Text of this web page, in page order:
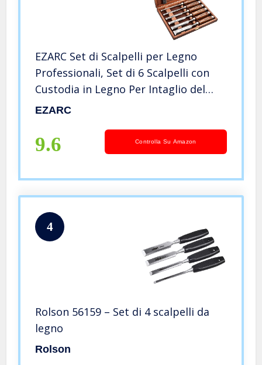
EZARC Set di Scalpelli per Legno
Professionali, Set di 6 Scalpelli con
Custodia in Legno Per Intaglio del
Legno, Carpenteria, Rifilatura dei
EZARC
9.6 Controlla Su Amazon
4
Rolson 56159 – Set di 4 scalpelli da
legno
Rolson